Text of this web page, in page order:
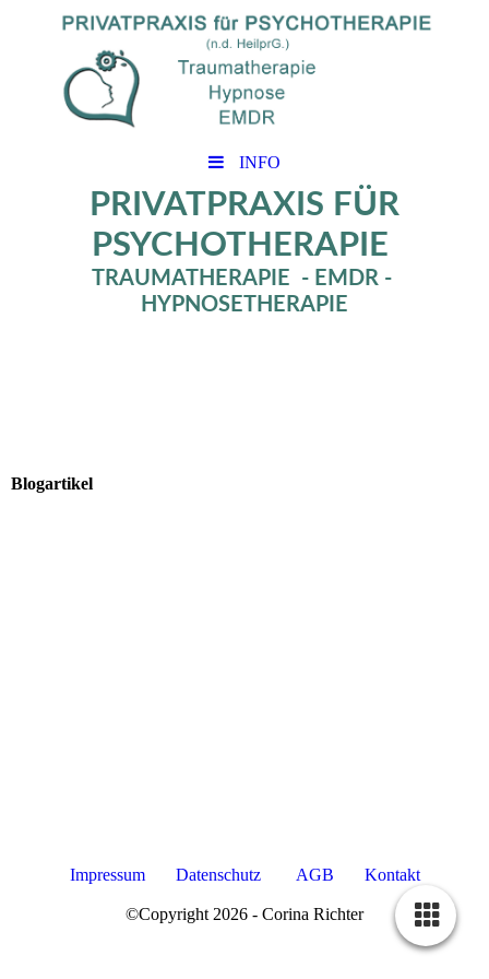
INFO
PRIVATPRAXIS FÜR
PSYCHOTHERAPIE
TRAUMATHERAPIE - EMDR -
HYPNOSETHERAPIE
Blogartikel
Impressum Datenschutz AGB Kontakt
©Copyright 2026 - Corina Richter